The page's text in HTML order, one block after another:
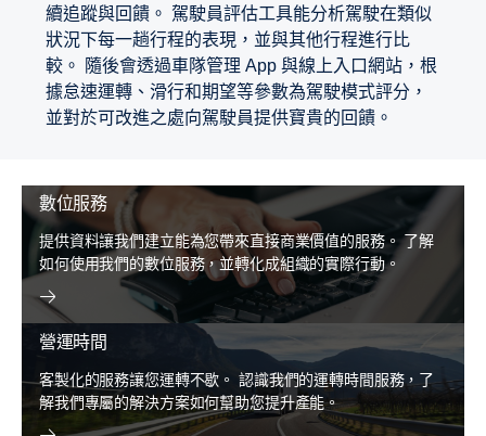
續追蹤與回饋。 駕駛員評估工具能分析駕駛在類似
狀況下每一趟行程的表現，並與其他行程進行比
較。 隨後會透過車隊管理 App 與線上入口網站，根
據怠速運轉、滑行和期望等參數為駕駛模式評分，
並對於可改進之處向駕駛員提供寶貴的回饋。
數位服務
提供資料讓我們建立能為您帶來直接商業價值的服務。 了解
如何使用我們的數位服務，並轉化成組織的實際行動。
營運時間
客製化的服務讓您運轉不歇。 認識我們的運轉時間服務，了
解我們專屬的解決方案如何幫助您提升產能。